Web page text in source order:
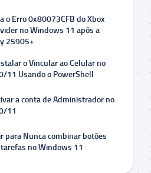
o Erro 0x80073CFB do Xbox
no Windows 11 após a
25905+
o Vincular ao Celular no
11 Usando o PowerShell
a conta de Administrador no
11
para Nunca combinar botões
no Windows 11